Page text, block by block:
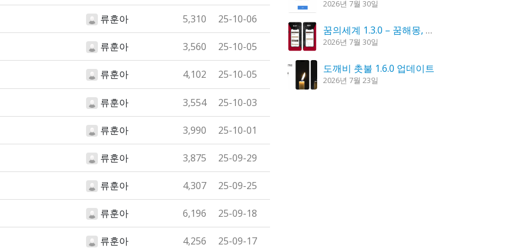
류훈아 5,310 25-10-06
류훈아 3,560 25-10-05
류훈아 4,102 25-10-05
류훈아 3,554 25-10-03
류훈아 3,990 25-10-01
류훈아 3,875 25-09-29
류훈아 4,307 25-09-25
류훈아 6,196 25-09-18
류훈아 4,256 25-09-17
2026년 7월 30일
꿈의세계 1.3.0 – 꿈해몽, 꿈풀이
2026년 7월 30일
도깨비 촛불 1.6.0 업데이트
2026년 7월 23일